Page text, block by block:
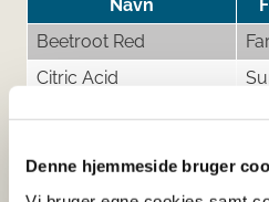
Denne hjemmeside bruger
Navn
Beetroot Red
Citric Acid
Sucralose, Acesulfame